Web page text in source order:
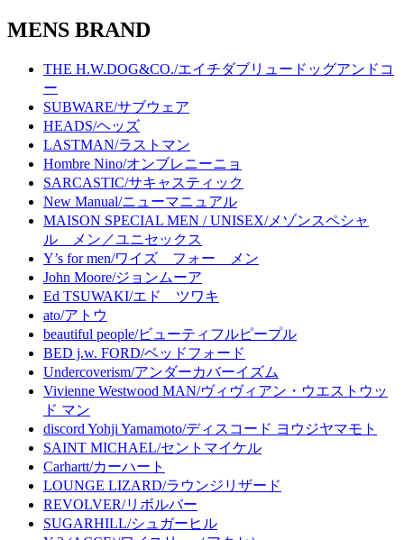
MENS BRAND
THE H.W.DOG&CO./エイチダブリュードッグアンドコ
ー
SUBWARE/サブウェア
HEADS/ヘッズ
LASTMAN/ラストマン
Hombre Nino/オンブレニーニョ
SARCASTIC/サキャスティック
New Manual/ニューマニュアル
MAISON SPECIAL MEN / UNISEX/メゾンスペシャ
ル メン／ユニセックス
Y’s for men/ワイズ フォー メン
John Moore/ジョンムーア
Ed TSUWAKI/エド ツワキ
ato/アトウ
beautiful people/ビューティフルピープル
BED j.w. FORD/ベッドフォード
Undercoverism/アンダーカバーイズム
Vivienne Westwood MAN/ヴィヴィアン・ウエストウッ
ド マン
discord Yohji Yamamoto/ディスコード ヨウジヤマモト
SAINT MICHAEL/セントマイケル
Carhartt/カーハート
LOUNGE LIZARD/ラウンジリザード
REVOLVER/リボルバー
SUGARHILL/シュガーヒル